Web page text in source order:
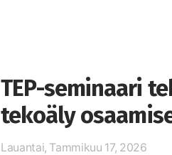
TEP-seminaari
tekoäly
Lauantai, Tammikuu 17, 2026